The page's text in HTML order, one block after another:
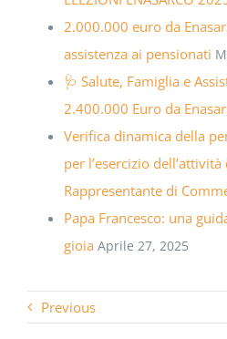
2.000.000 euro da
assistenza ai pensionati
🩺 Salute, Famiglia e
2.400.000 Euro da
Verifica dinamica della
per l’esercizio
Rappresentante di
Papa Francesco: una
gioia Aprile 27, 2025
Previous